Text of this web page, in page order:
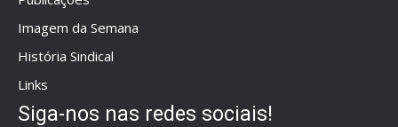
Imagem da Semana
História Sindical
Links
Siga-nos nas redes sociais!